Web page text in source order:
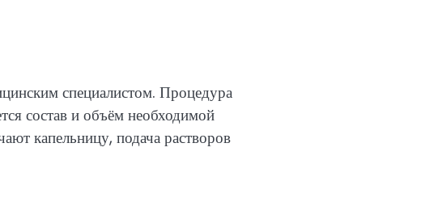
специалистом. Процедура
состав и объём необходимой
капельницу, подача растворов